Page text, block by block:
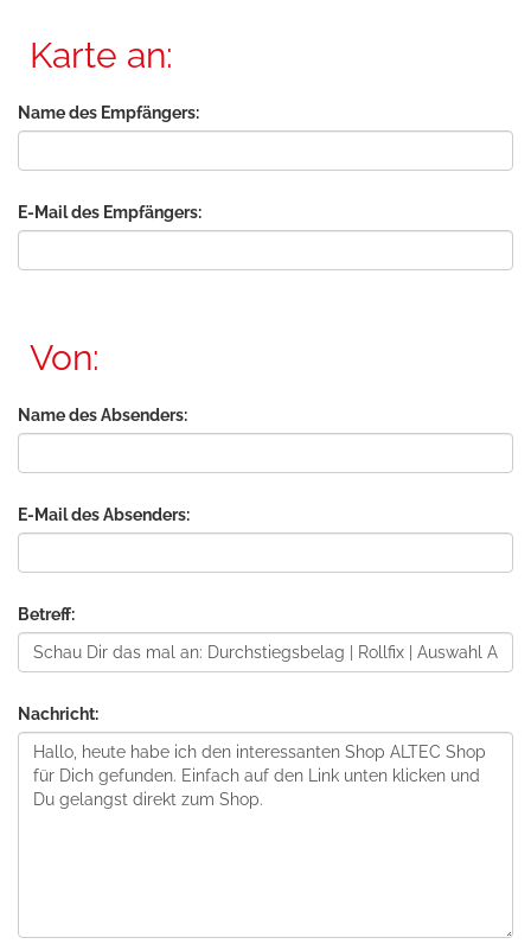
Karte an:
Name des Empfängers:
E-Mail des Empfängers:
Von:
Name des Absenders:
E-Mail des Absenders:
Betreff:
Nachricht: